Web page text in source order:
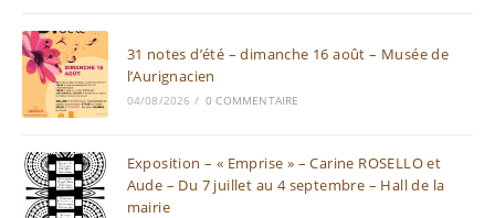
31 notes d’été – dimanche 16 août – Musée de
l’Aurignacien
04/08/2026 / 0 COMMENTAIRE
Exposition – « Emprise » – Carine ROSELLO et
Aude – Du 7 juillet au 4 septembre – Hall de la
mairie